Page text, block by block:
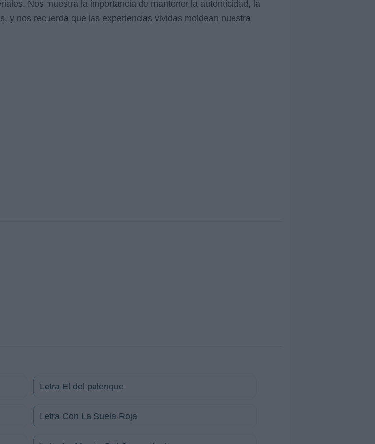
Nos muestra la importancia de mantener la autenticidad, la
y nos recuerda que las experiencias vividas moldean nuestra
Letra El del palenque
Letra Con La Suela Roja